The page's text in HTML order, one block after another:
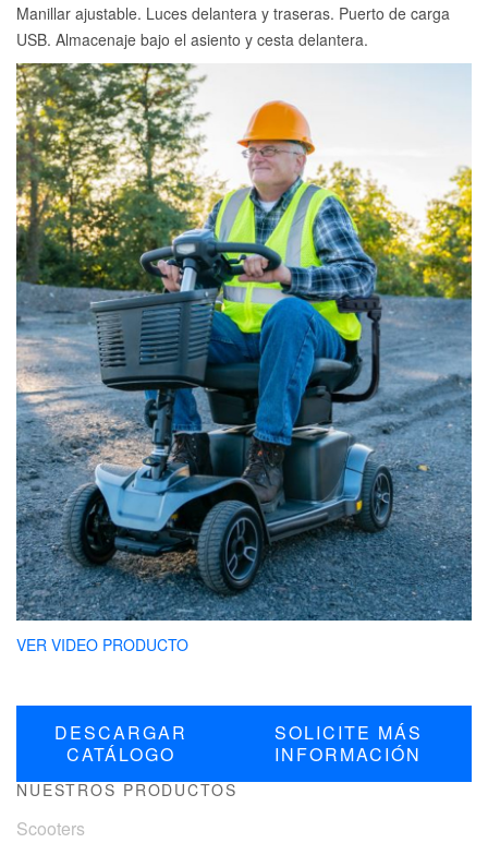
Manillar ajustable. Luces delantera y traseras. Puerto de carga
USB. Almacenaje bajo el asiento y cesta delantera.
VER VIDEO PRODUCTO
DESCARGAR
CATÁLOGO
SOLICITE MÁS
INFORMACIÓN
NUESTROS PRODUCTOS
Scooters